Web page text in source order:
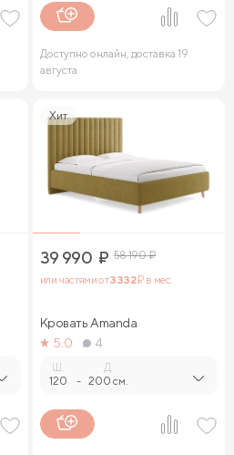
Доступно онлайн, доставка 19
августа
Хит
39 990 ₽ 58 190₽
или частями от3 332₽ в мес.
Кровать Amanda
5.0
4
120 -
Д.
200 см.